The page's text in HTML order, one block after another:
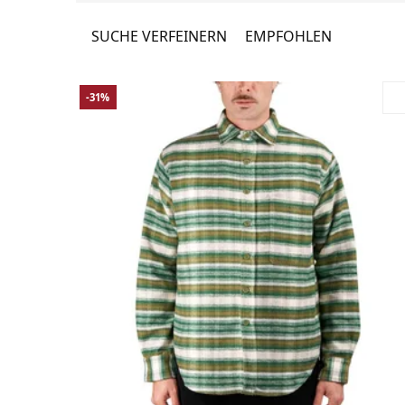
SUCHE VERFEINERN EMPFOHLEN
-31%